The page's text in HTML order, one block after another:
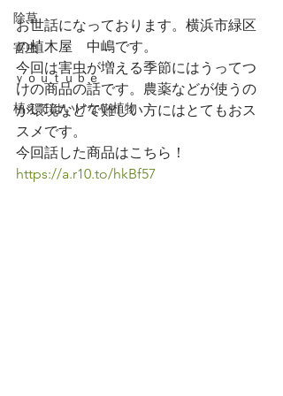
除草
害虫
ｙｏｕｔｕｂｅ
植えてはいけない植物
お世話になっております。横浜市緑区
の植木屋　中嶋です。
今回は害虫が増える季節にはうってつ
けの商品の話です。農薬などが使うの
が環境などで難しい方にはとてもおス
スメです。
今回話した商品はこちら！
https://a.r10.to/hkBf57